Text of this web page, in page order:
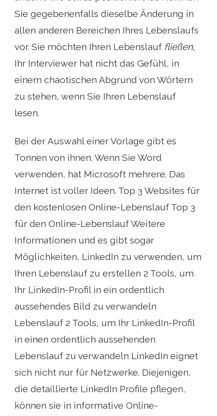
Sie gegebenenfalls dieselbe Änderung in
allen anderen Bereichen Ihres Lebenslaufs
vor. Sie möchten Ihren Lebenslauf fließen,
Ihr Interviewer hat nicht das Gefühl, in
einem chaotischen Abgrund von Wörtern
zu stehen, wenn Sie Ihren Lebenslauf
lesen.
Bei der Auswahl einer Vorlage gibt es
Tonnen von ihnen. Wenn Sie Word
verwenden, hat Microsoft mehrere. Das
Internet ist voller Ideen. Top 3 Websites für
den kostenlosen Online-Lebenslauf Top 3
für den Online-Lebenslauf Weitere
Informationen und es gibt sogar
Möglichkeiten, LinkedIn zu verwenden, um
Ihren Lebenslauf zu erstellen 2 Tools, um
Ihr LinkedIn-Profil in ein ordentlich
aussehendes Bild zu verwandeln
Lebenslauf 2 Tools, um Ihr LinkedIn-Profil
in einen ordentlich aussehenden
Lebenslauf zu verwandeln LinkedIn eignet
sich nicht nur für Netzwerke. Diejenigen,
die detaillierte LinkedIn Profile pflegen,
können sie in informative Online-